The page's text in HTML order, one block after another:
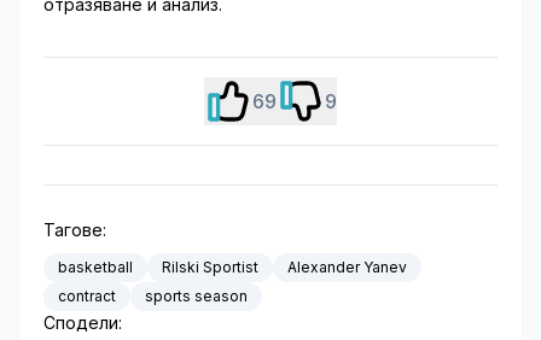
отразяване и анализ.
69 9
Тагове:
basketball Rilski Sportist
Alexander Yanev
contract
sports season
Сподели: